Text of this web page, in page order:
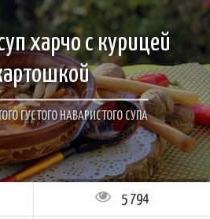
харчо с курицей
ГУСТОГО НАВАРИСТОГО СУПА
5 794